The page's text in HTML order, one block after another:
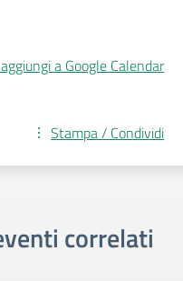
a Google Calendar
Stampa / Condividi
correlati